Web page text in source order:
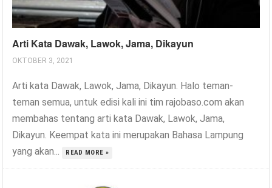
Arti Kata Dawak, Lawok, Jama, Dikayun
OKTOBER 3, 2021
Arti kata Dawak, Lawok, Jama, Dikayun. Halo teman-
teman semua, untuk edisi kali ini tim rajobaso.com akan
membahas tentang arti kata Dawak, Lawok, Jama,
Dikayun. Keempat kata ini merupakan Bahasa Lampung
yang akan...
READ MORE »